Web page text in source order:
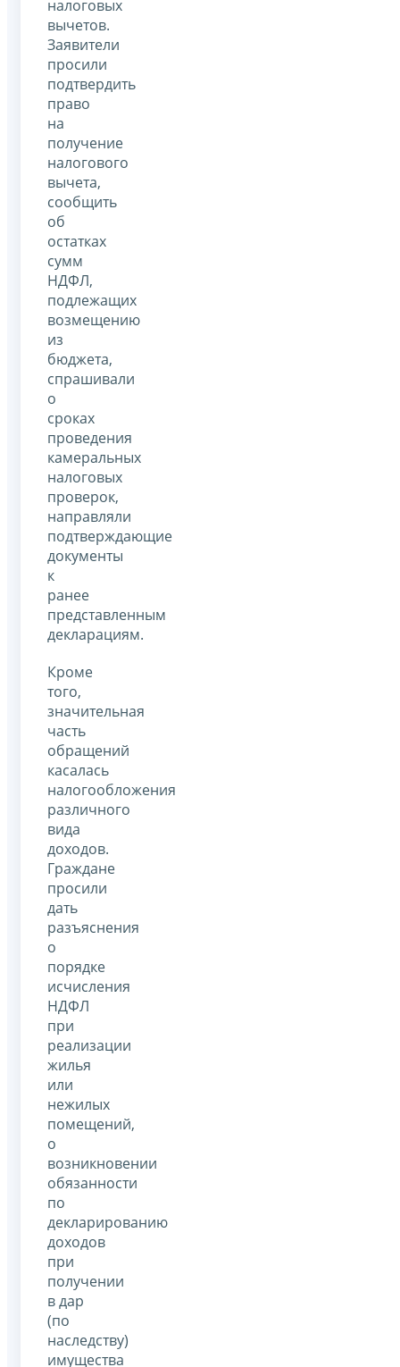
налоговых
вычетов.
Заявители
просили
подтвердить
право
на
получение
налогового
вычета,
сообщить
об
остатках
сумм
НДФЛ,
подлежащих
возмещению
из
бюджета,
спрашивали
о
сроках
проведения
камеральных
налоговых
проверок,
направляли
подтверждающие
документы
к
ранее
представленным
декларациям.
Кроме
того,
значительная
часть
обращений
касалась
налогообложения
различного
вида
доходов.
Граждане
просили
дать
разъяснения
о
порядке
исчисления
НДФЛ
при
реализации
жилья
или
нежилых
помещений,
о
возникновении
обязанности
по
декларированию
доходов
при
получении
в дар
(по
наследству)
имущества